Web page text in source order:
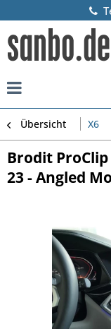
Übersicht X6
Brodit ProClip
23 - Angled